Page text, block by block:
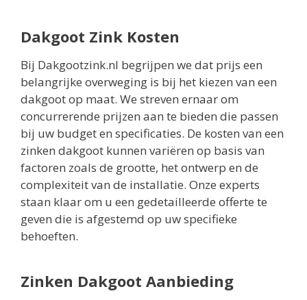
Dakgoot Zink Kosten
Bij Dakgootzink.nl begrijpen we dat prijs een
belangrijke overweging is bij het kiezen van een
dakgoot op maat. We streven ernaar om
concurrerende prijzen aan te bieden die passen
bij uw budget en specificaties. De kosten van een
zinken dakgoot kunnen variëren op basis van
factoren zoals de grootte, het ontwerp en de
complexiteit van de installatie. Onze experts
staan klaar om u een gedetailleerde offerte te
geven die is afgestemd op uw specifieke
behoeften.
Zinken Dakgoot Aanbieding